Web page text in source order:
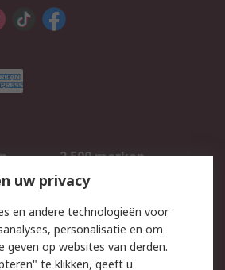
2.500 merken
Inkoopoplossingen
uw privacy
en andere technologieën voor
personalisatie en om
geven op websites van derden.
te klikken, geeft u